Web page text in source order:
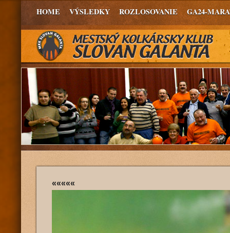
HOME VÝSLEDKY ROZLOSOVANIE GA24-
«««««